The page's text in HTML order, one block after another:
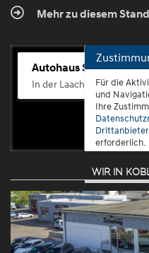
Mehr zu diesem
Autohaus Scherhag
In der Laach 76, 56072
Für die
und
Ihre
Drittanbieter
erforderlich.
WIR IN